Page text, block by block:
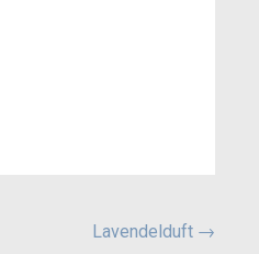
Lavendelduft →